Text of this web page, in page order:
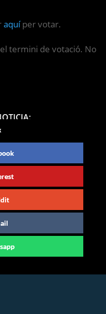
aquíper votar.
termini de votació. No